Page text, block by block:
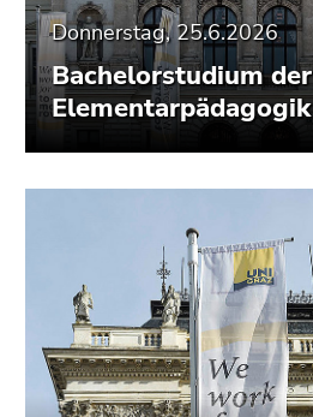
Donnerstag, 25.6.2026
Bachelorstudium der
Elementarpädagogik